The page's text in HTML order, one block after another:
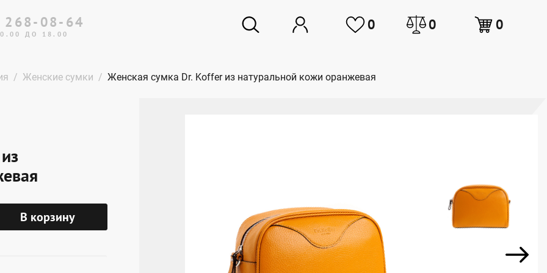
268-08-64
ДО 18.00
0 0 0
Женские сумки Женская сумка Dr. Koffer из натуральной кожи оранжевая
В корзину